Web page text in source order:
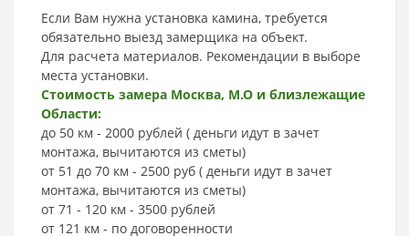
Если Вам нужна установка камина, требуется
обязательно выезд замерщика на объект.
Для расчета материалов. Рекомендации в выборе
места установки.
Стоимость замера Москва, М.О и близлежащие
Области:
до 50 км - 2000 рублей ( деньги идут в зачет
монтажа, вычитаются из сметы)
от 51 до 70 км - 2500 руб ( деньги идут в зачет
монтажа, вычитаются из сметы)
от 71 - 120 км - 3500 рублей
от 121 км - по договоренности